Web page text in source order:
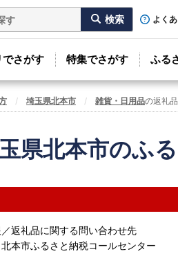
よく
でさがす 特集でさがす ふる
埼玉県北本市 雑貨・日用品の返礼
県北本市のふ
返礼品に関する問い合わせ先
本市ふるさと納税コールセンター